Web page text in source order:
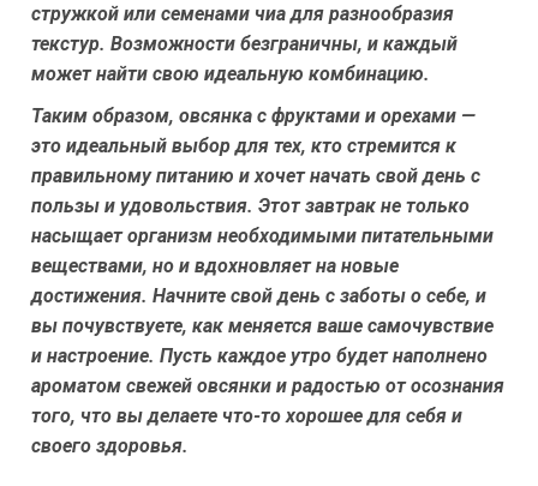
стружкой или семенами чиа для разнообразия
текстур. Возможности безграничны, и каждый
может найти свою идеальную комбинацию.
Таким образом, овсянка с фруктами и орехами —
это идеальный выбор для тех, кто стремится к
правильному питанию и хочет начать свой день с
пользы и удовольствия. Этот завтрак не только
насыщает организм необходимыми питательными
веществами, но и вдохновляет на новые
достижения. Начните свой день с заботы о себе, и
вы почувствуете, как меняется ваше самочувствие
и настроение. Пусть каждое утро будет наполнено
ароматом свежей овсянки и радостью от осознания
того, что вы делаете что-то хорошее для себя и
своего здоровья.